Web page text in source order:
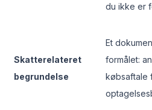
du ikke er
Skatterelateret
begrundelse
Et
formålet:
købsaftale